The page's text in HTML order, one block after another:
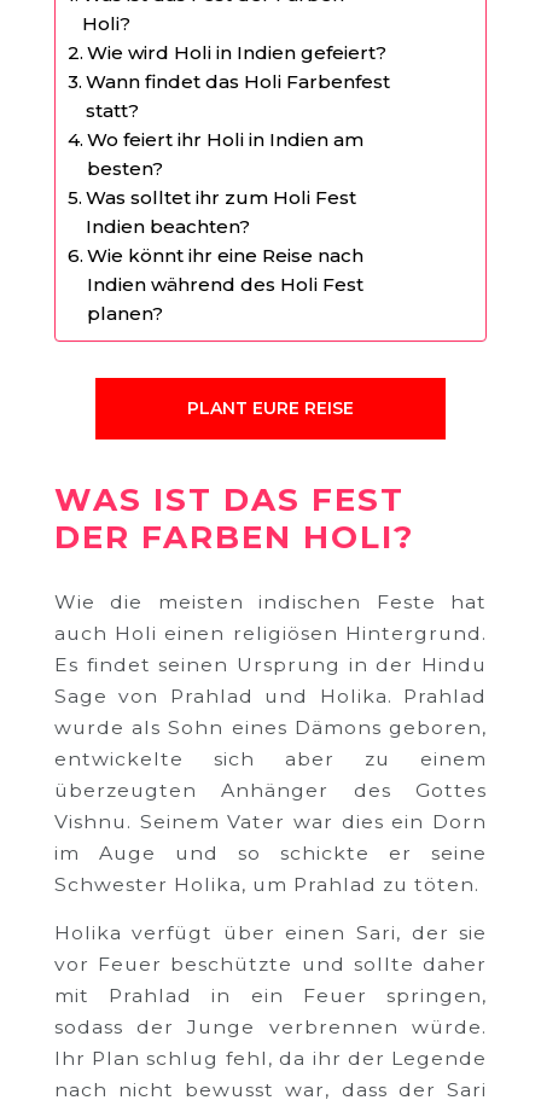
Holi?
Wie wird Holi in Indien gefeiert?
Wann findet das Holi Farbenfest
statt?
Wo feiert ihr Holi in Indien am
besten?
Was solltet ihr zum Holi Fest
Indien beachten?
Wie könnt ihr eine Reise nach
Indien während des Holi Fest
planen?
PLANT EURE REISE
WAS IST DAS FEST
DER FARBEN HOLI?
Wie die meisten indischen Feste hat
auch Holi einen religiösen Hintergrund.
Es findet seinen Ursprung in der Hindu
Sage von Prahlad und Holika. Prahlad
wurde als Sohn eines Dämons geboren,
entwickelte sich aber zu einem
überzeugten Anhänger des Gottes
Vishnu. Seinem Vater war dies ein Dorn
im Auge und so schickte er seine
Schwester Holika, um Prahlad zu töten.
Holika verfügt über einen Sari, der sie
vor Feuer beschützte und sollte daher
mit Prahlad in ein Feuer springen,
sodass der Junge verbrennen würde.
Ihr Plan schlug fehl, da ihr der Legende
nach nicht bewusst war, dass der Sari